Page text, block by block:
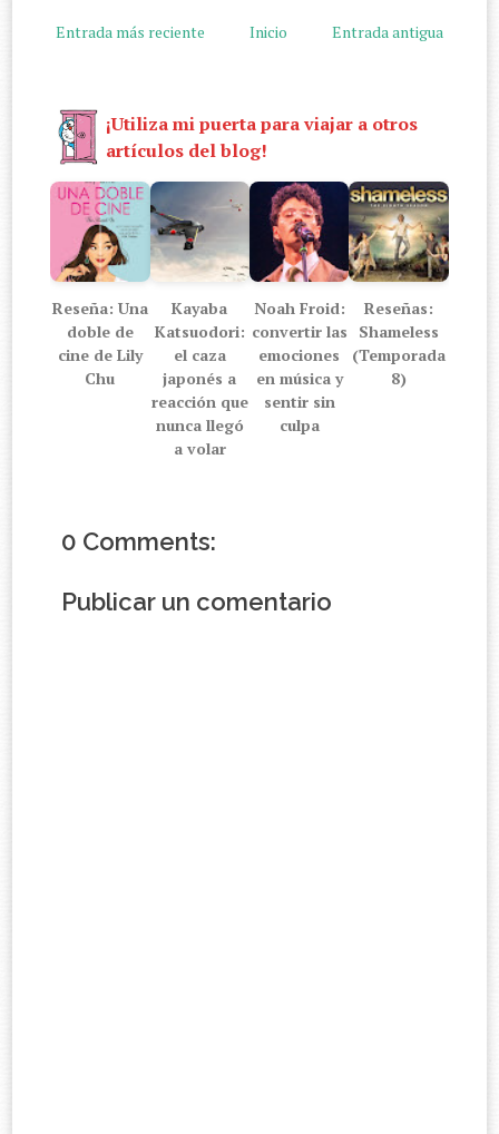
Entrada más reciente Entrada antigua
Inicio
¡Utiliza mi puerta para viajar a otros
artículos del blog!
Reseña: Una
doble de
cine de Lily
Chu
Kayaba
Katsuodori:
el caza
japonés a
reacción que
nunca llegó
a volar
Noah Froid:
convertir las
emociones
en música y
sentir sin
culpa
Reseñas:
Shameless
(Temporada
8)
0 Comments:
Publicar un comentario